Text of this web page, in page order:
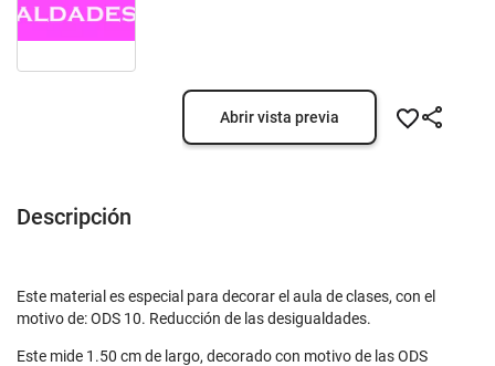
Abrir vista previa
Descripción
Este material es especial para decorar el aula de clases, con el
motivo de: ODS 10. Reducción de las desigualdades.
Este mide 1.50 cm de largo, decorado con motivo de las ODS